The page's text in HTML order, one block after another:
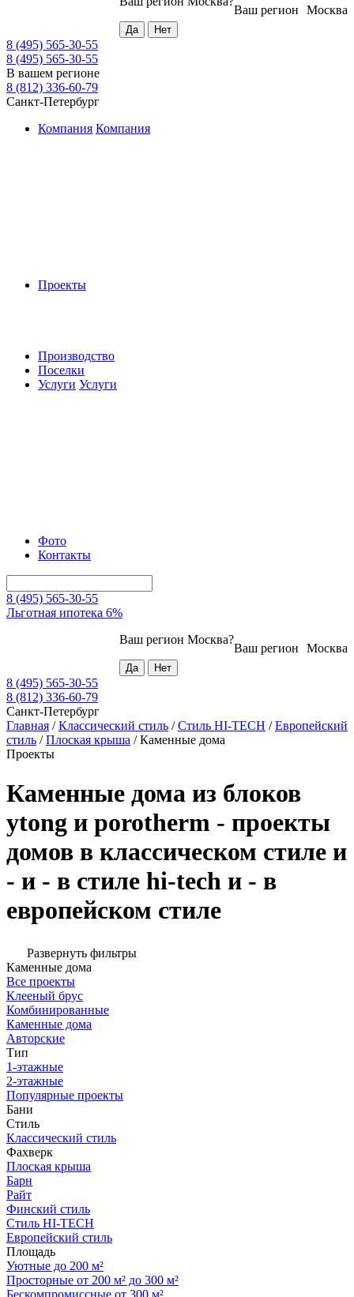
Москва
Ваш регион
8 (495) 565-30-55
8 (495) 565-30-55
В вашем регионе
8 (812) 336-60-79
Санкт-Петербург
Компания Компания
Проекты
Производство
Поселки
Услуги Услуги
Фото
Контакты
8 (495) 565-30-55
Льготная ипотека 6%
Москва
Ваш регион
Ваш регион Москва?
8 (495) 565-30-55
8 (812) 336-60-79
Санкт-Петербург
Главная /Классический стиль /Стиль HI-TECH /Европейский
стиль /Плоская крыша /Каменные дома
Проекты
Каменные дома из блоков
ytong и porotherm - проекты
домов в классическом стиле и
- и - в стиле hi-tech и - в
европейском стиле
Развернуть фильтры
Каменные дома
Все проекты
Клееный брус
Комбинированные
Каменные дома
Авторские
Тип
1-этажные
2-этажные
Популярные проекты
Бани
Стиль
Классический стиль
Фахверк
Плоская крыша
Барн
Райт
Финский стиль
Стиль HI-TECH
Европейский стиль
Площадь
Уютные до 200 м²
Просторные от 200 м² до 300 м²